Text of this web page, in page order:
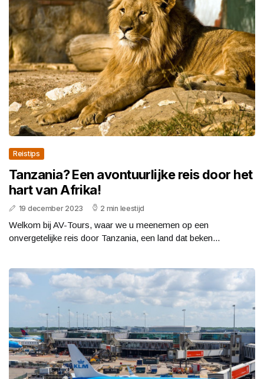
Reistips
Tanzania? Een avontuurlijke reis door het
hart van Afrika!
19 december 2023 2 min leestijd
Welkom bij AV-Tours, waar we u meenemen op een
onvergetelijke reis door Tanzania, een land dat beken...